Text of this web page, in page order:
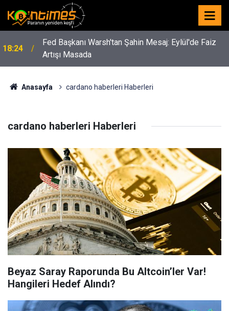
18:24
Fed Başkanı Warsh'tan Şahin Mesaj: Eylül'de Faiz
Artışı Masada
Anasayfa cardano haberleri Haberleri
cardano haberleri Haberleri
Beyaz Saray Raporunda Bu Altcoin’ler Var!
Hangileri Hedef Alındı?